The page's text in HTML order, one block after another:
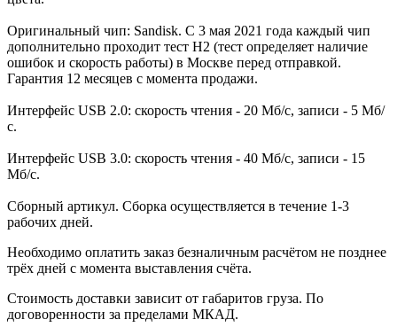
Оригинальный чип: Sandisk. С 3 мая 2021 года каждый чип
дополнительно проходит тест H2 (тест определяет наличие
ошибок и скорость работы) в Москве перед отправкой.
Гарантия 12 месяцев с момента продажи.
Интерфейс USB 2.0: скорость чтения - 20 Мб/с, записи - 5 Мб/
с.
Интерфейс USB 3.0: скорость чтения - 40 Мб/с, записи - 15
Мб/с.
Сборный артикул. Сборка осуществляется в течение 1-3
рабочих дней.
Необходимо оплатить заказ безналичным расчётом не позднее
трёх дней с момента выставления счёта.
Стоимость доставки зависит от габаритов груза. По
договоренности за пределами МКАД.